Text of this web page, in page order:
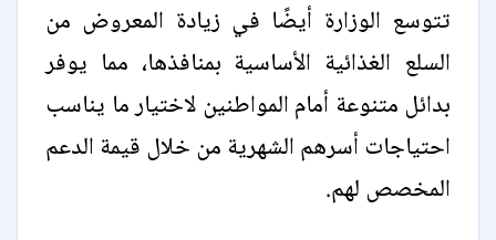
تتوسع الوزارة أيضًا في زيادة المعروض من
السلع الغذائية الأساسية بمنافذها، مما يوفر
بدائل متنوعة أمام المواطنين لاختيار ما يناسب
احتياجات أسرهم الشهرية من خلال قيمة الدعم
المخصص لهم.